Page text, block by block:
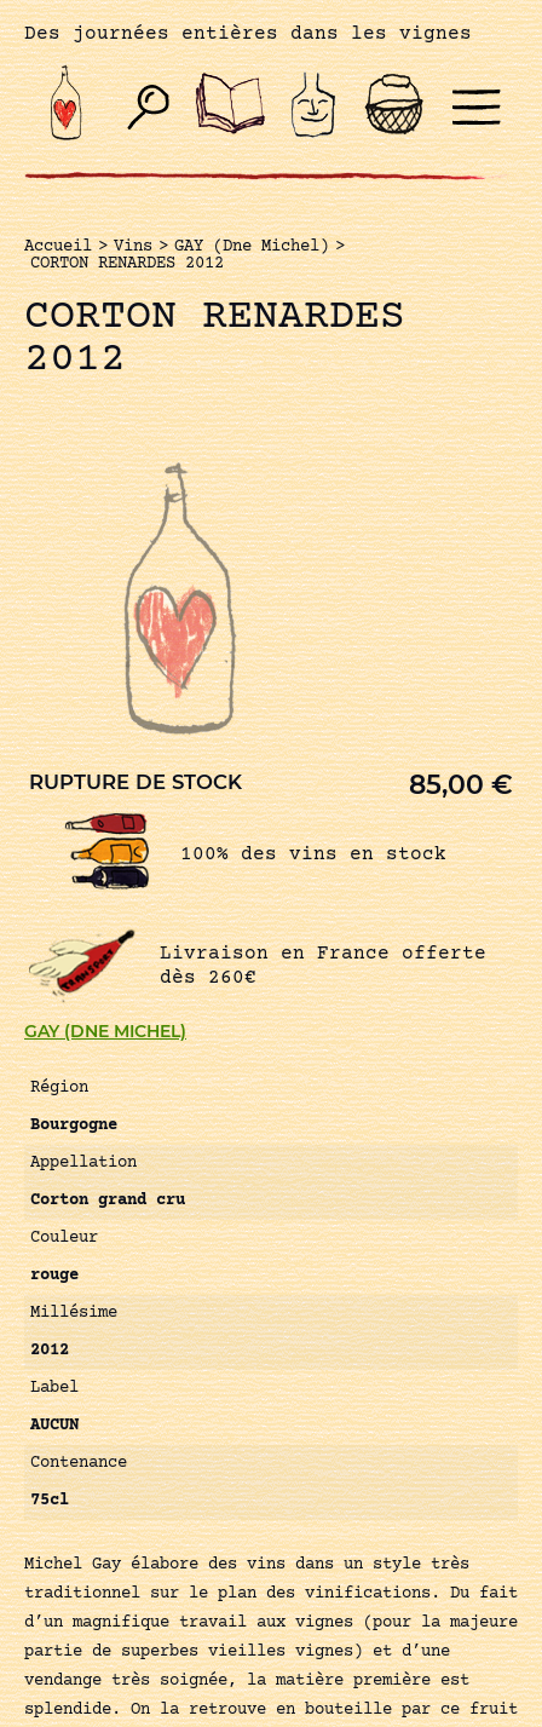
Des journées entières dans les vignes
Accueil > Vins > GAY (Dne Michel) >
CORTON RENARDES 2012
CORTON RENARDES
2012
GAY (DNE MICHEL)
Région
Bourgogne
Appellation
Corton grand cru
Couleur
rouge
Millésime
2012
Label
AUCUN
Contenance
75cl
Michel Gay élabore des vins dans un style très
traditionnel sur le plan des vinifications. Du fait
d’un magnifique travail aux vignes (pour la majeure
partie de superbes vieilles vignes) et d’une
vendange très soignée, la matière première est
splendide. On la retrouve en bouteille par ce fruit
RUPTURE DE STOCK 85,00€
100% des vins en stock
Livraison en France offerte
dès 260€